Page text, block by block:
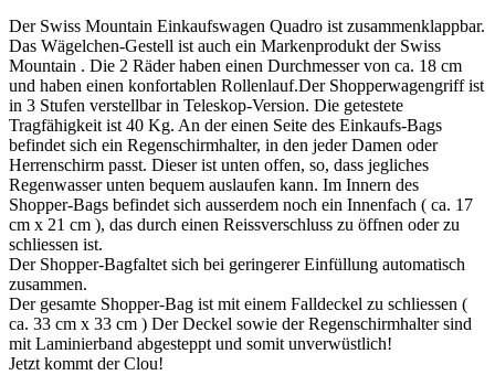
Der Swiss Mountain Einkaufswagen Quadro ist zusammenklappbar.
Das Wägelchen-Gestell ist auch ein Markenprodukt der Swiss
Mountain . Die 2 Räder haben einen Durchmesser von ca. 18 cm
und haben einen konfortablen Rollenlauf.Der Shopperwagengriff ist
in 3 Stufen verstellbar in Teleskop-Version. Die getestete
Tragfähigkeit ist 40 Kg. An der einen Seite des Einkaufs-Bags
befindet sich ein Regenschirmhalter, in den jeder Damen oder
Herrenschirm passt. Dieser ist unten offen, so, dass jegliches
Regenwasser unten bequem auslaufen kann. Im Innern des
Shopper-Bags befindet sich ausserdem noch ein Innenfach ( ca. 17
cm x 21 cm ), das durch einen Reissverschluss zu öffnen oder zu
schliessen ist.
Der Shopper-Bagfaltet sich bei geringerer Einfüllung automatisch
zusammen.
Der gesamte Shopper-Bag ist mit einem Falldeckel zu schliessen (
ca. 33 cm x 33 cm ) Der Deckel sowie der Regenschirmhalter sind
mit Laminierband abgesteppt und somit unverwüstlich!
Jetzt kommt der Clou!